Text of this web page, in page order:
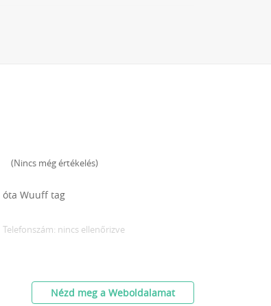
(Nincs még értékelés)
óta Wuuff tag
Telefonszám: nincs ellenőrizve
Nézd meg a Weboldalamat